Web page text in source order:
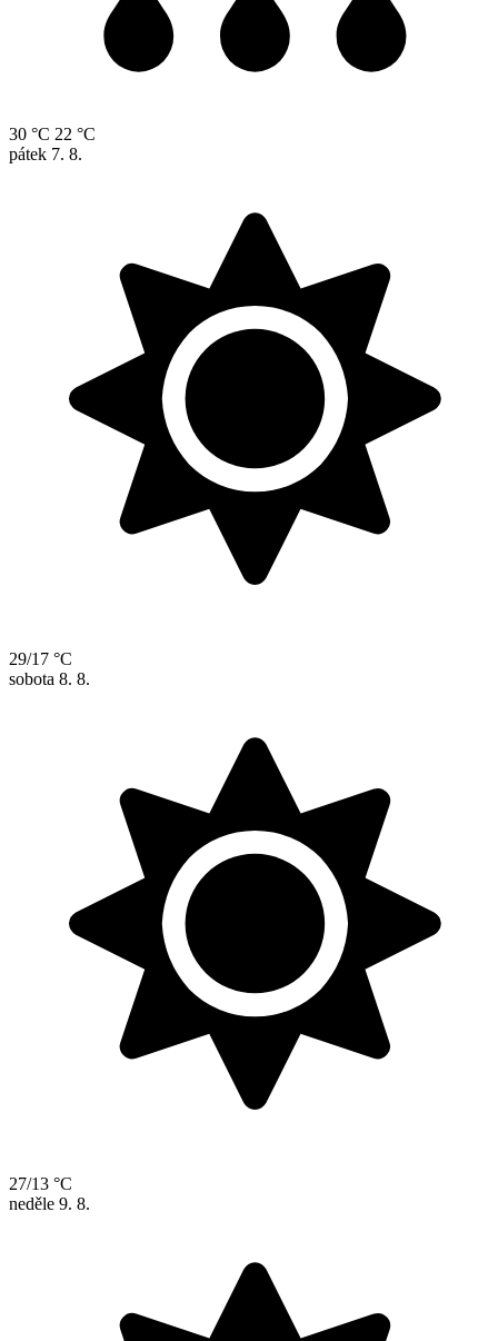
30 °C 22 °C
pátek 7. 8.
29/17 °C
sobota 8. 8.
27/13 °C
neděle 9. 8.